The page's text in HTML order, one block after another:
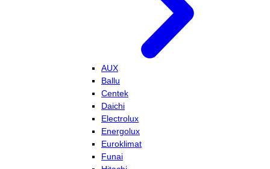
AUX
Ballu
Centek
Daichi
Electrolux
Energolux
Euroklimat
Funai